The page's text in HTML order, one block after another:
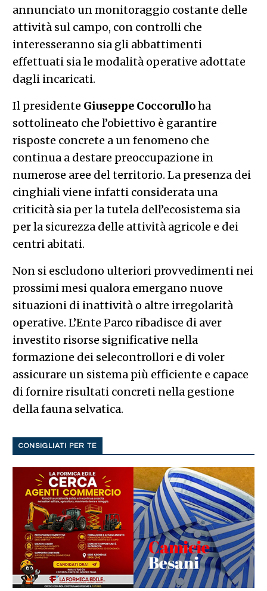
annunciato un monitoraggio costante delle
attività sul campo, con controlli che
interesseranno sia gli abbattimenti
effettuati sia le modalità operative adottate
dagli incaricati.
Il presidente Giuseppe Coccorulloha
sottolineato che l’obiettivo è garantire
risposte concrete a un fenomeno che
continua a destare preoccupazione in
numerose aree del territorio. La presenza dei
cinghiali viene infatti considerata una
criticità sia per la tutela dell’ecosistema sia
per la sicurezza delle attività agricole e dei
centri abitati.
Non si escludono ulteriori provvedimenti nei
prossimi mesi qualora emergano nuove
situazioni di inattività o altre irregolarità
operative. L’Ente Parco ribadisce di aver
investito risorse significative nella
formazione dei selecontrollori e di voler
assicurare un sistema più efficiente e capace
di fornire risultati concreti nella gestione
della fauna selvatica.
CONSIGLIATI PER TE